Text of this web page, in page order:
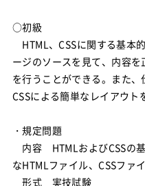
○初級
HTML、CSSに関する基本
ージのソースを見て、内容
を行うことができる。また
CSSによる簡単なレイアウト
・規定問題
内容 HTMLおよびCSSの
なHTMLファイル、CSSファ
形式 実技試験